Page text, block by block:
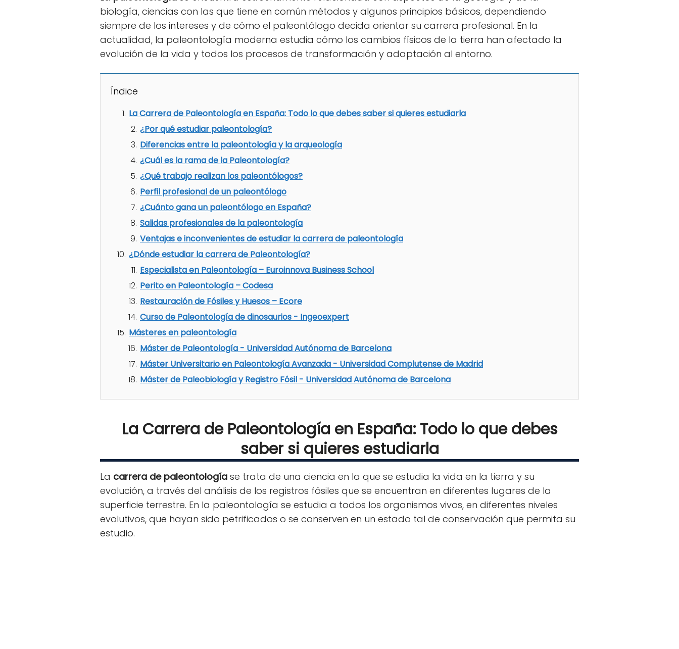
biología, ciencias con las que tiene en común métodos y algunos principios básicos, dependiendo
siempre de los intereses y de cómo el paleontólogo decida orientar su carrera profesional. En la
actualidad, la paleontología moderna estudia cómo los cambios físicos de la tierra han afectado la
evolución de la vida y todos los procesos de transformación y adaptación al entorno.
Índice
La Carrera de Paleontología en España: Todo lo que debes saber si quieres estudiarla
¿Por qué estudiar paleontología?
Diferencias entre la paleontología y la arqueología
¿Cuál es la rama de la Paleontología?
¿Qué trabajo realizan los paleontólogos?
Perfil profesional de un paleontólogo
¿Cuánto gana un paleontólogo en España?
Salidas profesionales de la paleontología
Ventajas e inconvenientes de estudiar la carrera de paleontología
¿Dónde estudiar la carrera de Paleontología?
Especialista en Paleontología – Euroinnova Business School
Perito en Paleontología – Codesa
Restauración de Fósiles y Huesos – Ecore
Curso de Paleontología de dinosaurios - Ingeoexpert
Másteres en paleontología
Máster de Paleontología - Universidad Autónoma de Barcelona
Máster Universitario en Paleontología Avanzada - Universidad Complutense de Madrid
Máster de Paleobiología y Registro Fósil - Universidad Autónoma de Barcelona
La Carrera de Paleontología en España: Todo lo que debes
saber si quieres estudiarla
La carrera de paleontología se trata de una ciencia en la que se estudia la vida en la tierra y su
evolución, a través del análisis de los registros fósiles que se encuentran en diferentes lugares de la
superficie terrestre. En la paleontología se estudia a todos los organismos vivos, en diferentes niveles
evolutivos, que hayan sido petrificados o se conserven en un estado tal de conservación que permita su
estudio.